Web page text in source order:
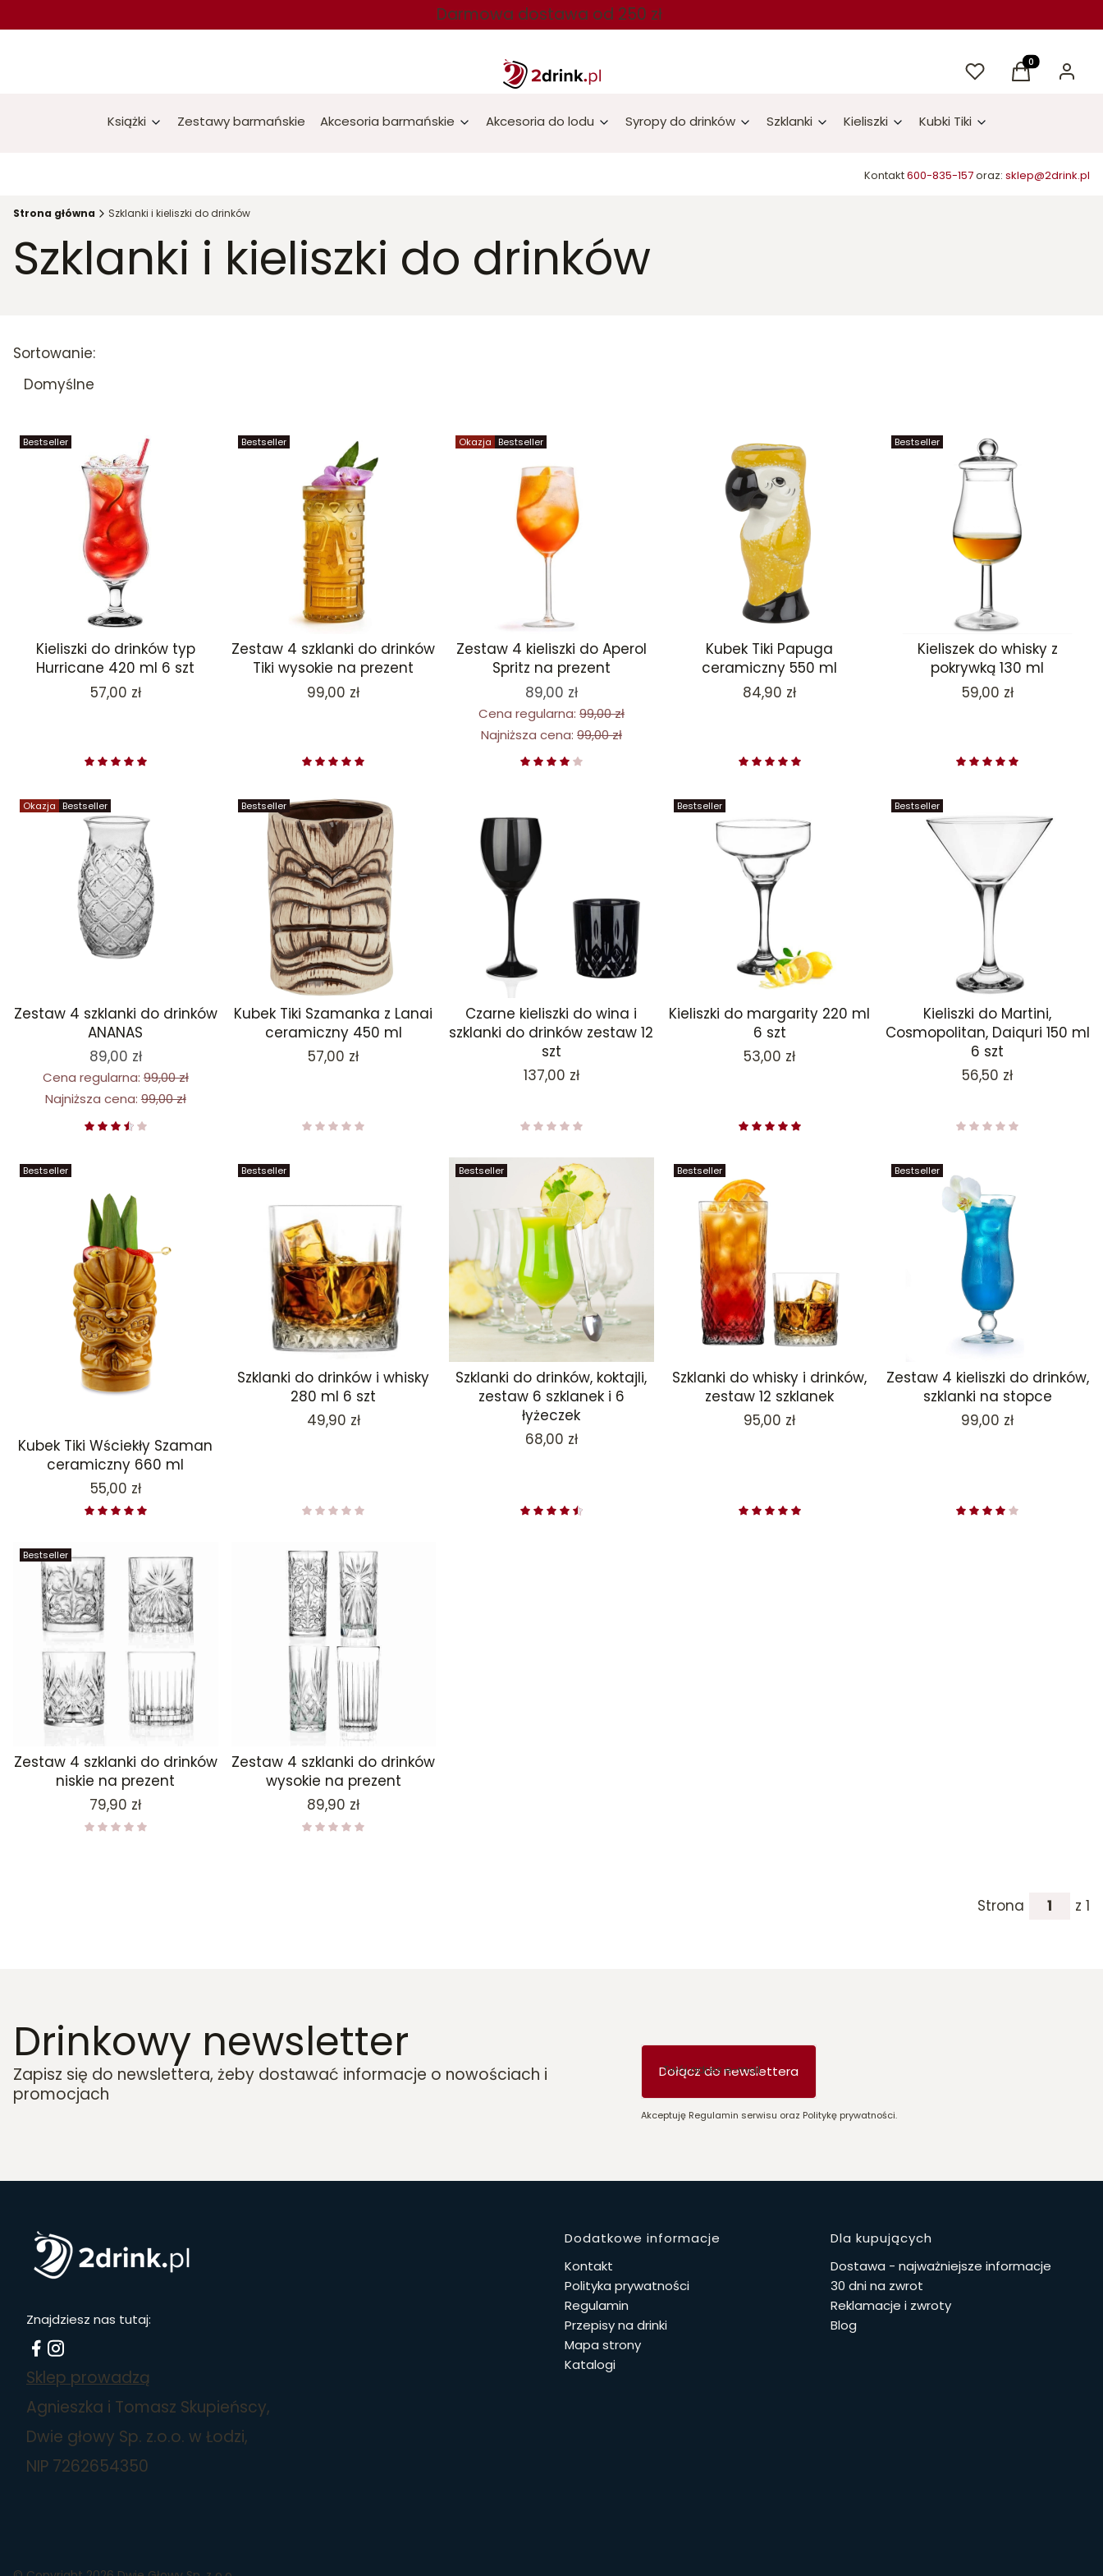
Darmowa dostawa od 250 zł
UlubioneProdukty w
Koszyk Zaloguj
Książki Zestawy barmańskie Akcesoria barmańskie Akcesoria do lodu Syropy do drinków Szklanki Kieliszki Kubki Tiki
Kontakt600-835-157oraz: sklep@2drink.pl
Strona główna Szklanki i kieliszki do drinków
Szklanki i kieliszki do drinków
Lista produktów
Sortowanie:
Domyślne
Bestseller
Kieliszki do drinków typ
Hurricane 420 ml 6 szt
Cena
57,00 zł
Bestseller
Zestaw 4 szklanki do drinków
Tiki wysokie na prezent
Cena
99,00 zł
Okazja Bestseller
Zestaw 4 kieliszki do Aperol
Spritz na prezent
89,00 zł
Cena regularna: 99,00 zł
Najniższa cena: 99,00 zł
Kubek Tiki Papuga
ceramiczny 550 ml
Cena
84,90 zł
Bestseller
Kieliszek do whisky z
pokrywką 130 ml
Cena
59,00 zł
Okazja Bestseller
Zestaw 4 szklanki do drinków
ANANAS
89,00 zł
Cena regularna: 99,00 zł
Najniższa cena: 99,00 zł
Bestseller
Kubek Tiki Szamanka z Lanai
ceramiczny 450 ml
Cena
57,00 zł
Czarne kieliszki do wina i
szklanki do drinków zestaw 12
szt
Cena
137,00 zł
Bestseller
Kieliszki do margarity 220 ml
6 szt
Cena
53,00 zł
Bestseller
Kieliszki do Martini,
Cosmopolitan, Daiquri 150 ml
6 szt
Cena
56,50 zł
Bestseller
Kubek Tiki Wściekły Szaman
ceramiczny 660 ml
Cena
55,00 zł
Bestseller
Szklanki do drinków i whisky
280 ml 6 szt
Cena
49,90 zł
Bestseller
Szklanki do drinków, koktajli,
zestaw 6 szklanek i 6
łyżeczek
Cena
68,00 zł
Bestseller
Szklanki do whisky i drinków,
zestaw 12 szklanek
Cena
95,00 zł
Bestseller
Zestaw 4 kieliszki do drinków,
szklanki na stopce
Cena
99,00 zł
Bestseller
Zestaw 4 szklanki do drinków
niskie na prezent
Cena
79,90 zł
Zestaw 4 szklanki do drinków
wysokie na prezent
Cena
89,90 zł
Strona z 1
Drinkowy newsletter
Zapisz się do newslettera, żeby dostawać informacje o nowościach i
promocjach
Twój adres e-mail
Dołącz do newslettera
Akceptuję Regulamin serwisu oraz Politykę prywatności.
Znajdziesz nas tutaj:
Sklep prowadzą
Agnieszka i Tomasz Skupieńscy,
Dwie głowy Sp. z.o.o. w Łodzi,
NIP 7262654350
Linki w stopce
Dodatkowe informacje
Kontakt
Polityka prywatności
Regulamin
Przepisy na drinki
Mapa strony
Katalogi
Dla kupujących
Dostawa - najważniejsze informacje
30 dni na zwrot
Reklamacje i zwroty
Blog